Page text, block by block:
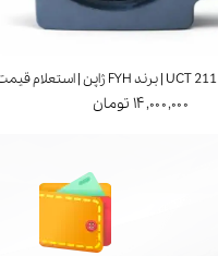
۱۴,۰۰۰,۰۰۰ تومان